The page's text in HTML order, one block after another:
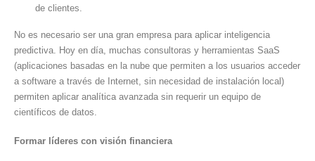
de clientes.
No es necesario ser una gran empresa para aplicar inteligencia
predictiva. Hoy en día, muchas consultoras y herramientas SaaS
(aplicaciones basadas en la nube que permiten a los usuarios acceder
a software a través de Internet, sin necesidad de instalación local)
permiten aplicar analítica avanzada sin requerir un equipo de
científicos de datos.
Formar líderes con visión financiera